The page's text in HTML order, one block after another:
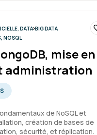
DATA BIG DATA
NOSQL
mise en
administration
de NoSQL et
création de bases de
sécurité, et réplication.